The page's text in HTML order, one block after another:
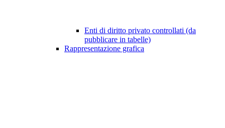
Enti di diritto privato controllati (da
pubblicare in tabelle)
Rappresentazione grafica